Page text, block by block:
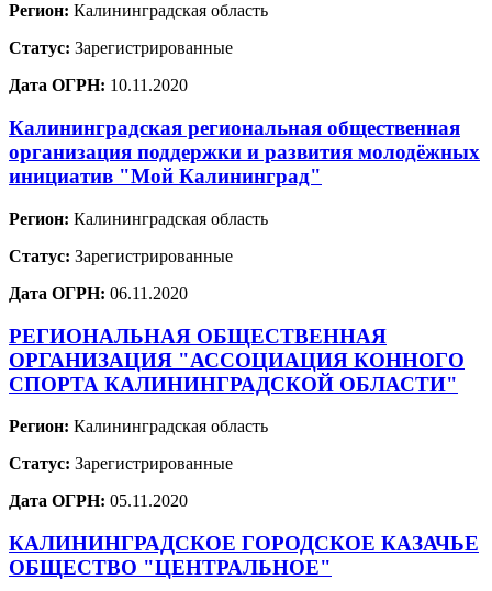
Регион: Калининградская область
Статус: Зарегистрированные
Дата ОГРН: 10.11.2020
Калининградская региональная общественная
организация поддержки и развития молодёжных
инициатив "Мой Калининград"
Регион: Калининградская область
Статус: Зарегистрированные
Дата ОГРН: 06.11.2020
РЕГИОНАЛЬНАЯ ОБЩЕСТВЕННАЯ
ОРГАНИЗАЦИЯ "АССОЦИАЦИЯ КОННОГО
СПОРТА КАЛИНИНГРАДСКОЙ ОБЛАСТИ"
Регион: Калининградская область
Статус: Зарегистрированные
Дата ОГРН: 05.11.2020
КАЛИНИНГРАДСКОЕ ГОРОДСКОЕ КАЗАЧЬЕ
ОБЩЕСТВО "ЦЕНТРАЛЬНОЕ"